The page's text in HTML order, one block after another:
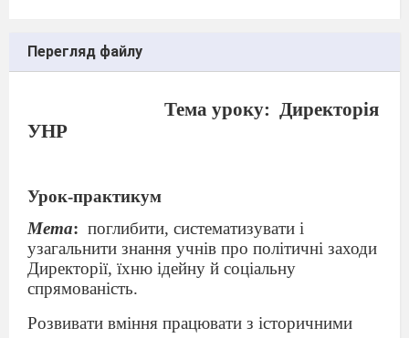
Перегляд файлу
Тема уроку: Директорія
УНР
Урок-практикум
Мета: поглибити, систематизувати і
узагальнити знання учнів про політичні заходи
Директорії, їхню ідейну й соціальну
спрямованість.
Розвивати вміння працювати з історичними